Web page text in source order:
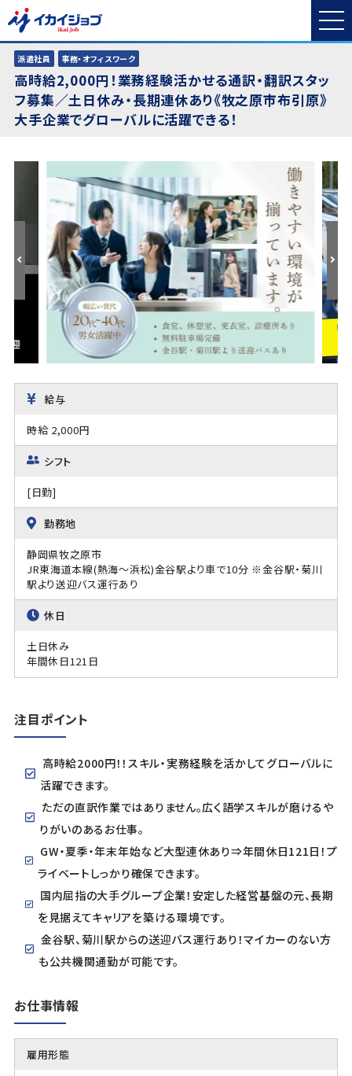
派遣社員 事務・オフィスワーク
高時給2,000円！業務経験活かせる通訳・翻訳スタッ
フ募集／土日休み・長期連休あり《牧之原市布引原》
大手企業でグローバルに活躍できる！
給与
時給 2,000円
シフト
[日勤]
勤務地
静岡県牧之原市
JR東海道本線(熱海～浜松)金谷駅より車で10分 ※金谷駅・菊川
駅より送迎バス運行あり
休日
土日休み
年間休日121日
注目ポイント
高時給2000円！！スキル・実務経験を活かしてグローバルに
活躍できます。
ただの直訳作業ではありません。広く語学スキルが磨けるや
りがいのあるお仕事。
GW・夏季・年末年始など大型連休あり⇒年間休日121日！プ
ライベートしっかり確保できます。
国内屈指の大手グループ企業！安定した経営基盤の元、長期
を見据えてキャリアを築ける環境です。
金谷駅、菊川駅からの送迎バス運行あり！マイカーのない方
も公共機関通勤が可能です。
お仕事情報
雇用形態